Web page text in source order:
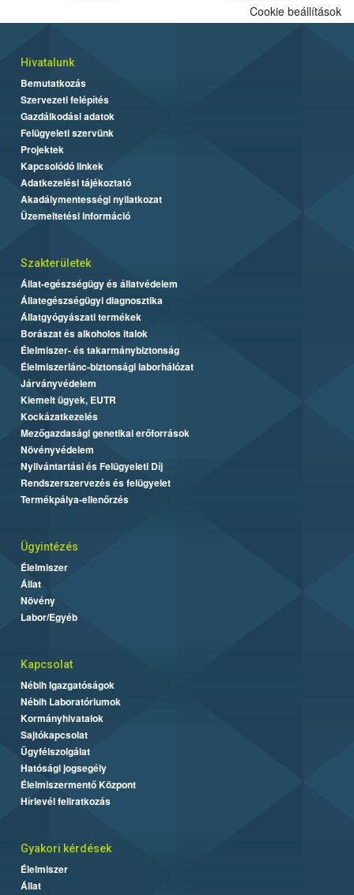
Cookie beállítások
Hivatalunk
Bemutatkozás
Szervezeti felépítés
Gazdálkodási adatok
Felügyeleti szervünk
Projektek
Kapcsolódó linkek
Adatkezelési tájékoztató
Akadálymentességi nyilatkozat
Üzemeltetési információ
Szakterületek
Állat-egészségügy és állatvédelem
Állategészségügyi diagnosztika
Állatgyógyászati termékek
Borászat és alkoholos italok
Élelmiszer- és takarmánybiztonság
Élelmiszerlánc-biztonsági laborhálózat
Járványvédelem
Kiemelt ügyek, EUTR
Kockázatkezelés
Mezőgazdasági genetikai erőforrások
Növényvédelem
Nyilvántartási és Felügyeleti Díj
Rendszerszervezés és felügyelet
Termékpálya-ellenőrzés
Ügyintézés
Élelmiszer
Állat
Növény
Labor/Egyéb
Kapcsolat
Nébih Igazgatóságok
Nébih Laboratóriumok
Kormányhivatalok
Sajtókapcsolat
Ügyfélszolgálat
Hatósági jogsegély
Élelmiszermentő Központ
Hírlevél feliratkozás
Gyakori kérdések
Élelmiszer
Állat